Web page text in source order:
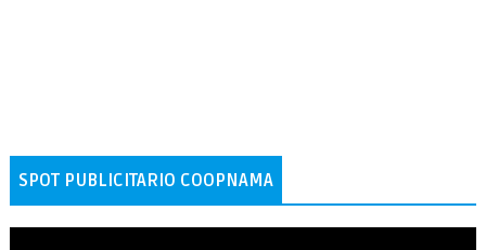
SPOT PUBLICITARIO COOPNAMA